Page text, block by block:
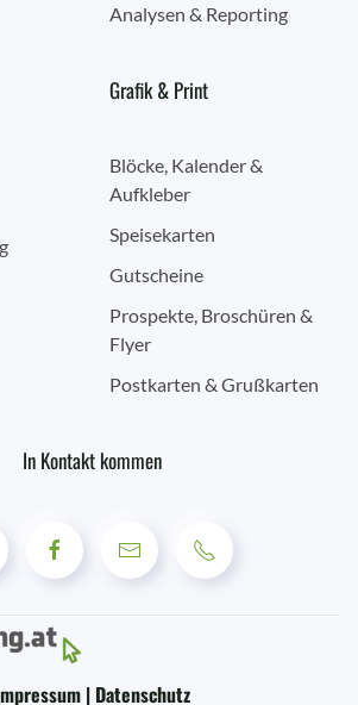
Analysen & Reporting
Grafik & Print
Blöcke, Kalender &
Aufkleber
Speisekarten
Gutscheine
Prospekte, Broschüren &
Flyer
Postkarten & Grußkarten
In Kontakt kommen
| Datenschutz